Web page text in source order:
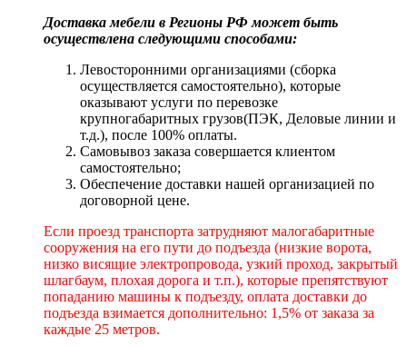
Доставка мебели в Регионы РФ может быть
осуществлена следующими способами:
Левосторонними организациями (сборка
осуществляется самостоятельно), которые
оказывают услуги по перевозке
крупногабаритных грузов(ПЭК, Деловые линии и
т.д.), после 100% оплаты.
Самовывоз заказа совершается клиентом
самостоятельно;
Обеспечение доставки нашей организацией по
договорной цене.
Если проезд транспорта затрудняют малогабаритные
сооружения на его пути до подъезда (низкие ворота,
низко висящие электропровода, узкий проход, закрытый
шлагбаум, плохая дорога и т.п.), которые препятствуют
попаданию машины к подъезду, оплата доставки до
подъезда взимается дополнительно: 1,5% от заказа за
каждые 25 метров.